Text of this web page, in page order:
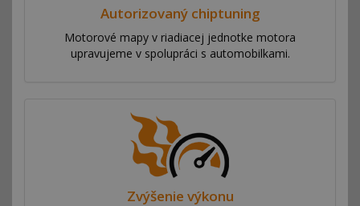
Autorizovaný chiptuning
Motorové mapy v riadiacej jednotke motora
upravujeme v spolupráci s automobilkami.
Zvýšenie výkonu